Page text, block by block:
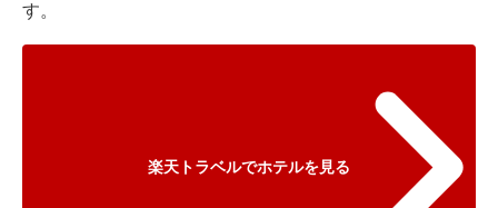
す。
楽天トラベルでホテルを見る